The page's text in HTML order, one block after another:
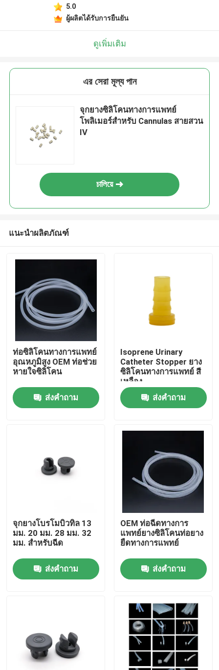
บ้าน
ทัวร์โรงงาน
ติดต่อเรา
ขออ้าง
จุกยางทางการแพทย์
ลูกสูบเข็มฉีดยายาง
5.0
ผู้ผลิตได้รับการยืนยัน
ดูเพิ่มเติม
এর সেরা মূল্য পান
จุกยางซิลิโคนทางการแพทย์
โพลิเมอร์สำหรับ Cannulas สายสวน
IV
চালিয়ে
แนะนำผลิตภัณฑ์
ท่อซิลิโคนทางการแพทย์
อุณหภูมิสูง OEM ท่อช่วย
หายใจซิลิโคน
ส่งคำถาม
Isoprene Urinary
Catheter Stopper ยาง
ซิลิโคนทางการแพทย์ สี
เหลือง
ส่งคำถาม
จุกยางโบรโมบิวทิล 13
มม. 20 มม. 28 มม. 32
มม. สำหรับฉีด
ส่งคำถาม
OEM ท่อฉีดทางการ
แพทย์ยางซิลิโคนท่อยาง
ยืดทางการแพทย์
ส่งคำถาม